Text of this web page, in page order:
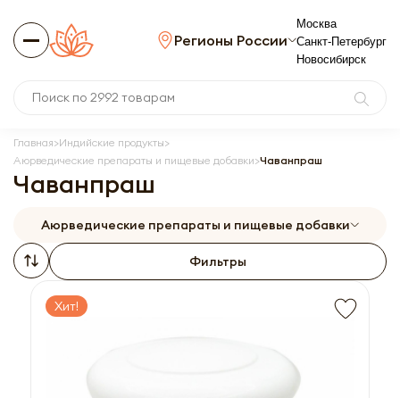
Регионы России
Москва
Санкт-Петербург
Новосибирск
Главная Индийские продукты
Аюрведические препараты и пищевые добавки Чаванпраш
Чаванпраш
Аюрведические препараты и пищевые добавки
Фильтры
Хит!